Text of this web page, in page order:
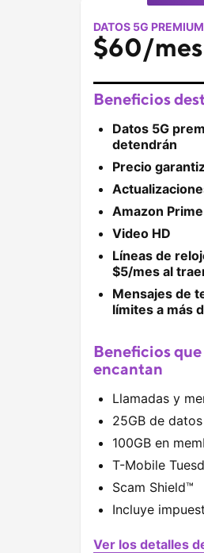
DATOS 5G
$60/mes
Beneficios
Datos 5G
detendrán
Precio
Amazon
Video HD
Líneas de
$5/mes al
Mensajes de
límites a más
Beneficios
encantan
Llamadas y
25GB de
100GB en
T-Mobile
Scam Shield™
Incluye
Ver los detalles